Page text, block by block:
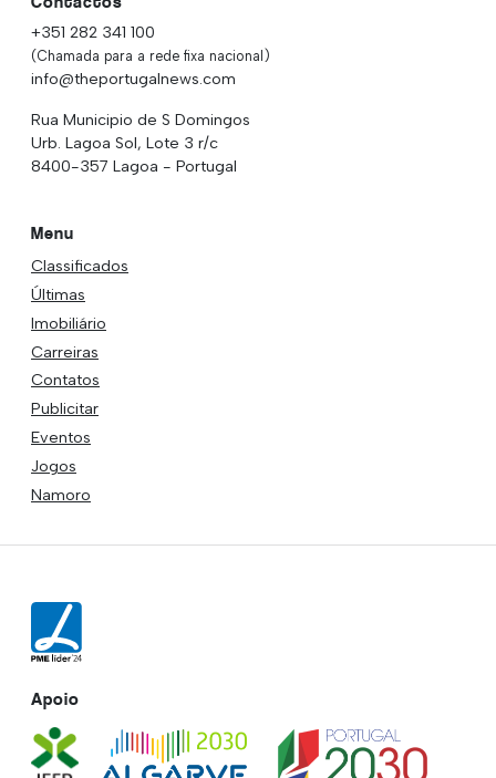
+351 282 341 100
(Chamada para a rede fixa nacional)
info@theportugalnews.com
Rua Municipio de S Domingos
Urb. Lagoa Sol, Lote 3 r/c
8400-357 Lagoa - Portugal
Menu
Classificados
Últimas
Imobiliário
Carreiras
Contatos
Publicitar
Eventos
Jogos
Namoro
Apoio